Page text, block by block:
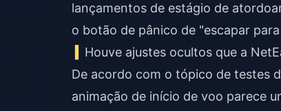
lançamentos de estágio de
o botão de pânico de "escapar
Houve ajustes ocultos que a
De acordo com o tópico de testes
animação de início de voo parece